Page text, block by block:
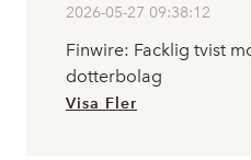
2026-05-27 09:38:12
Finwire: Facklig tvist
dotterbolag
Visa Fler